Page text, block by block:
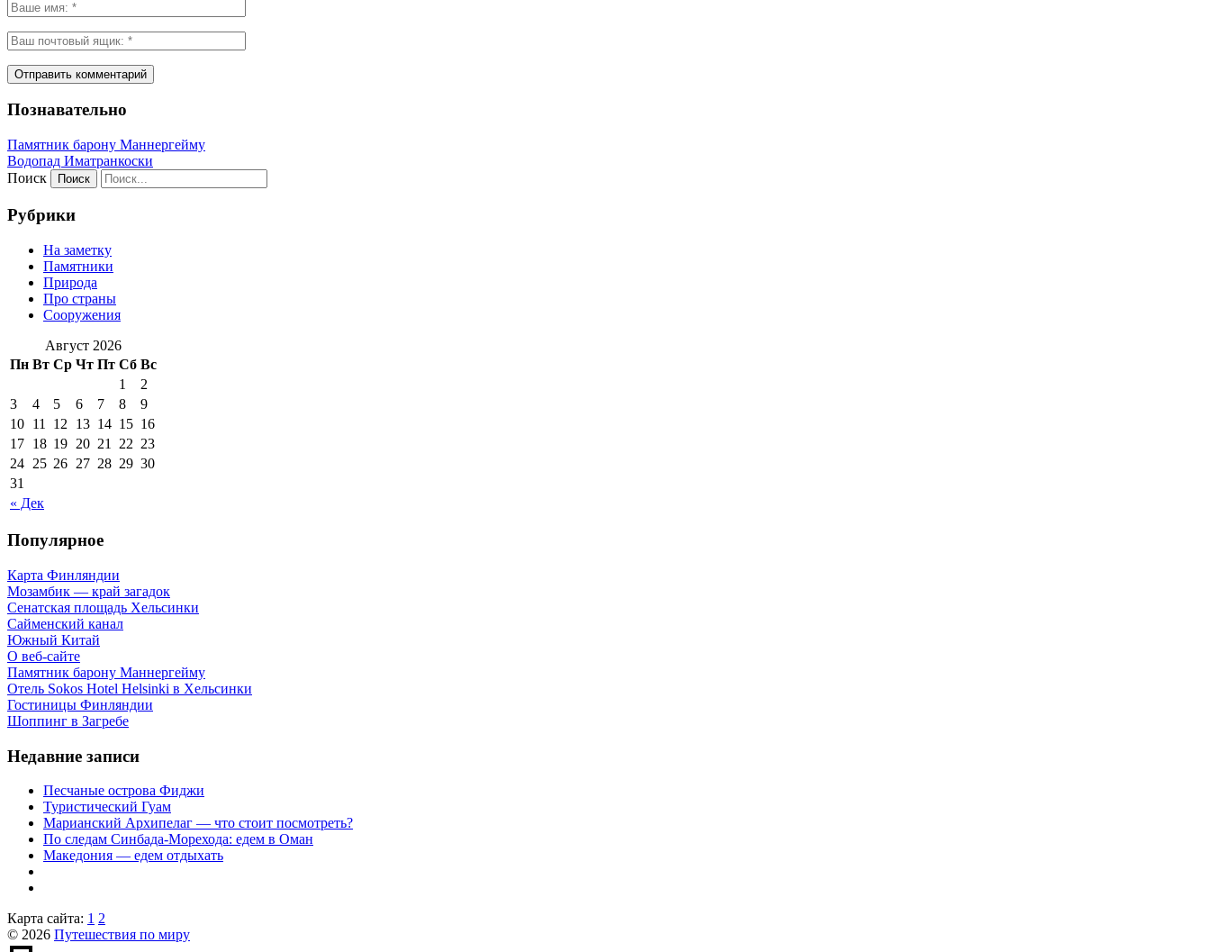
Познавательно
Памятник барону Маннергейму
Водопад Иматранкоски
Поиск
Рубрики
На заметку
Памятники
Природа
Про страны
Сооружения
Август 2026
Пн Вт Ср Чт Пт Сб Вс
« Дек
1
2
3
4 5 6 7 8
9
10 11 12 13 14 15 16
17 18 19 20 21 22 23
24 25 26 27 28 29 30
31
Популярное
Карта Финляндии
Мозамбик — край загадок
Сенатская площадь Хельсинки
Сайменский канал
Южный Китай
О веб-сайте
Памятник барону Маннергейму
Отель Sokos Hotel Helsinki в Хельсинки
Гостиницы Финляндии
Шоппинг в Загребе
Недавние записи
Песчаные острова Фиджи
Туристический Гуам
Марианский Архипелаг — что стоит посмотреть?
По следам Синбада-Морехода: едем в Оман
Македония — едем отдыхать
Карта сайта: 1 2
© 2026 Путешествия по миру